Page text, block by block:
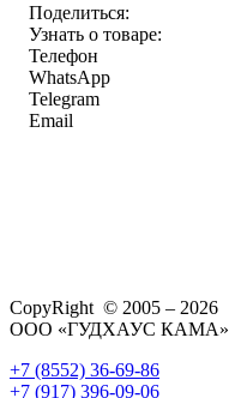
Поделиться:
Узнать о товаре:
Телефон
WhatsApp
Telegram
Email
CopyRight © 2005 – 2026
ООО «ГУДХАУС КАМА»
+7 (8552) 36-69-86
+7 (917) 396-09-06